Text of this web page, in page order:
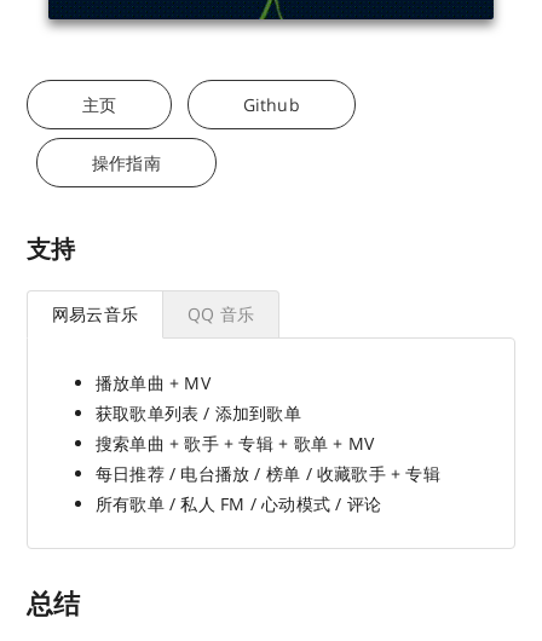
主页 Github
操作指南
支持
网易云音乐 QQ 音乐
播放单曲 + MV
获取歌单列表 / 添加到歌单
搜索单曲 + 歌手 + 专辑 + 歌单 + MV
每日推荐 / 电台播放 / 榜单 / 收藏歌手 + 专辑
所有歌单 / 私人 FM / 心动模式 / 评论
总结